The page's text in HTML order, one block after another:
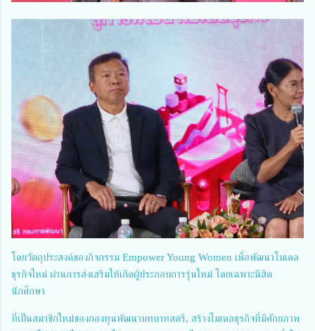
โดยวัตถุประสงค์ของกิจกรรม Empower Young Women เพื่อพัฒนาโมเดล
ธุรกิจใหม่ ผ่านการส่งเสริมให้เกิดผู้ประกอบการรุ่นใหม่ โดยเฉพาะนิสิต
นักศึกษา
ที่เป็นสมาชิกใหม่ของกองทุนพัฒนาบทบาทสตรี, สร้างโมเดลธุรกิจที่มีศักยภาพ